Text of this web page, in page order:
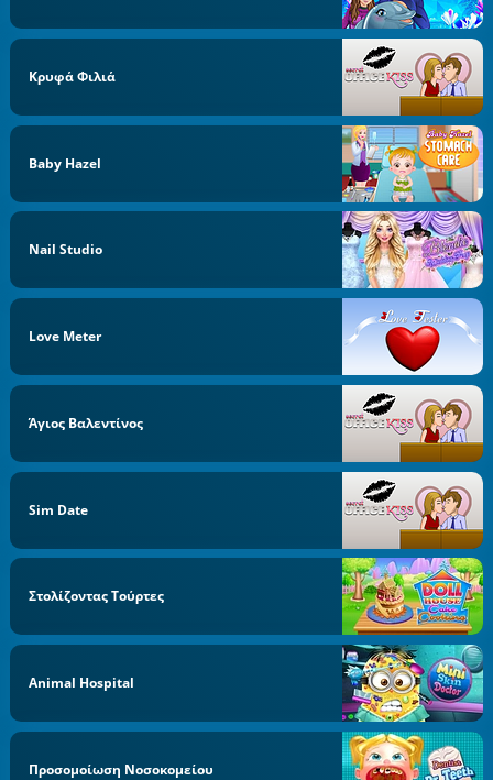
Κρυφά Φιλιά
Baby Hazel
Nail Studio
Love Meter
Άγιος Βαλεντίνος
Sim Date
Στολίζοντας Τούρτες
Animal Hospital
Προσομοίωση Νοσοκομείου